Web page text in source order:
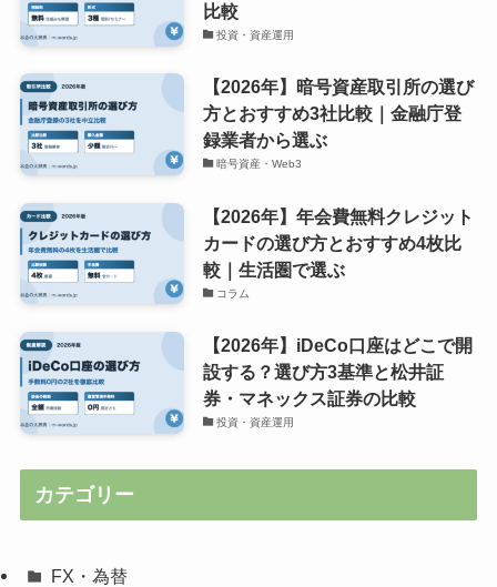
比較
投資・資産運用
【2026年】暗号資産取引所の選び
方とおすすめ3社比較｜金融庁登
録業者から選ぶ
暗号資産・Web3
【2026年】年会費無料クレジット
カードの選び方とおすすめ4枚比
較｜生活圏で選ぶ
コラム
【2026年】iDeCo口座はどこで開
設する？選び方3基準と松井証
券・マネックス証券の比較
投資・資産運用
カテゴリー
FX・為替